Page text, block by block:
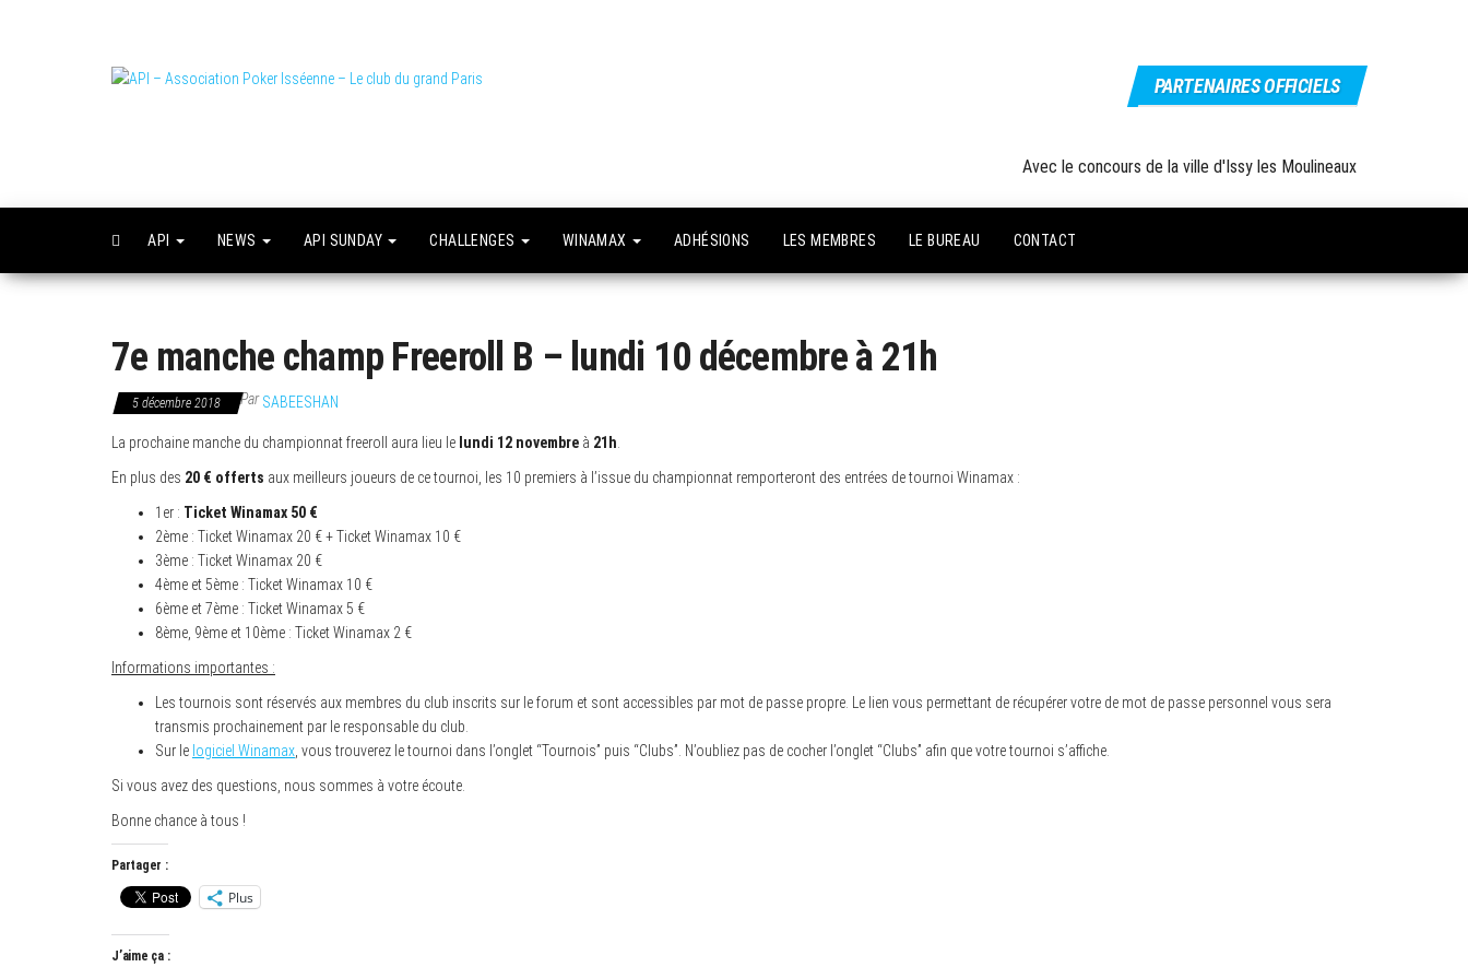
grand Paris
PARTENAIRES OFFICIELS
Avec le concours de la ville d'Issy les Moulineaux
API NEWS API SUNDAY CHALLENGES WINAMAX ADHÉSIONS LES MEMBRES LE BUREAU CONTACT
7e manche champ Freeroll B – lundi 10 décembre à 21h
5 décembre 2018 ParSABEESHAN
La prochaine manche du championnat freeroll aura lieu le lundi 12 novembre à 21h.
En plus des 20 € offerts aux meilleurs joueurs de ce tournoi, les 10 premiers à l’issue du championnat remporteront des entrées de tournoi Winamax :
1er : Ticket Winamax 50 €
2ème : Ticket Winamax 20 € + Ticket Winamax 10 €
3ème : Ticket Winamax 20 €
4ème et 5ème : Ticket Winamax 10 €
6ème et 7ème : Ticket Winamax 5 €
8ème, 9ème et 10ème : Ticket Winamax 2 €
Informations importantes :
Les tournois sont réservés aux membres du club inscrits sur le forum et sont accessibles par mot de passe propre. Le lien vous permettant de récupérer votre de mot de passe personnel vous sera
transmis prochainement par le responsable du club.
Sur le logiciel Winamax, vous trouverez le tournoi dans l’onglet “Tournois” puis “Clubs”. N’oubliez pas de cocher l’onglet “Clubs” afin que votre tournoi s’affiche.
Si vous avez des questions, nous sommes à votre écoute.
Bonne chance à tous !
Partager :
Plus
J’aime ça :